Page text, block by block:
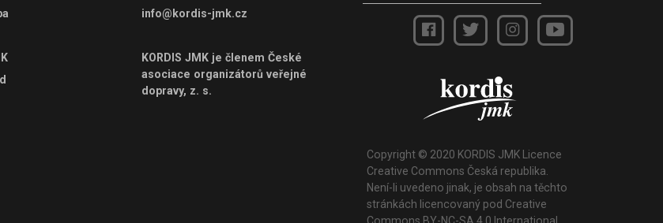
info@kordis-jmk.cz
KORDIS JMK je členem České
asociace organizátorů veřejné
dopravy, z. s.
Copyright © 2020 KORDIS JMK Licence
Creative Commons Česká republika.
Není-li uvedeno jinak, je obsah na těchto
stránkách licencovaný pod Creative